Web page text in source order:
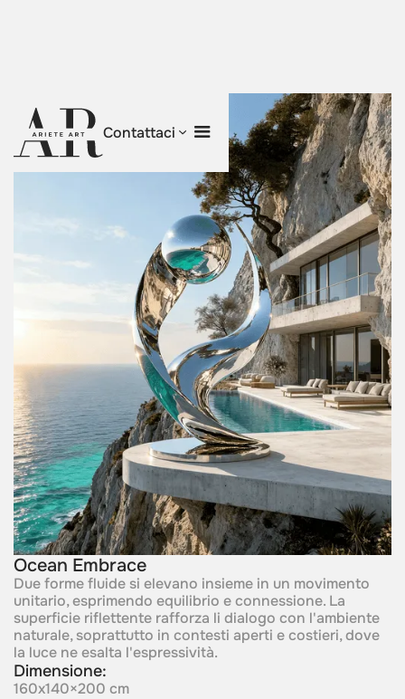
Contattaci
Ocean Embrace
Due forme fluide si elevano insieme in un movimento
unitario, esprimendo equilibrio e connessione. La
superficie riflettente rafforza li dialogo con l'ambiente
naturale, soprattutto in contesti aperti e costieri, dove
la luce ne esalta l'espressività.
Dimensione:
160x140×200 cm